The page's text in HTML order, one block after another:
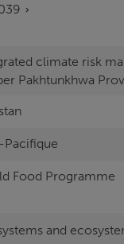
climate risk
Pakhtunkhwa
Pacifique
Food Programme
and